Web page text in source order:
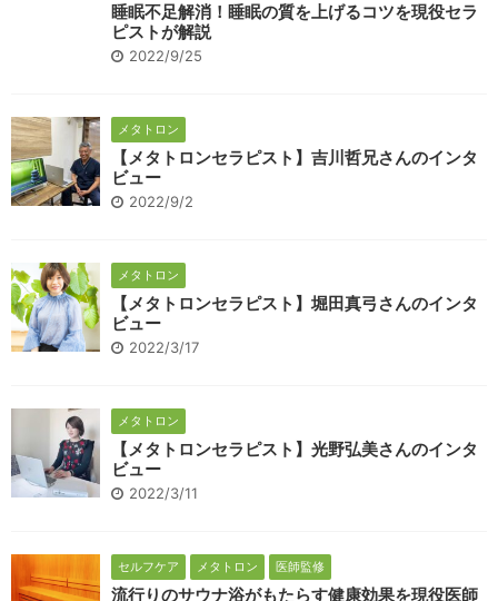
睡眠不足解消！睡眠の質を上げるコツを現役セラ
ピストが解説
2022/9/25
メタトロン
【メタトロンセラピスト】吉川哲兄さんのインタ
ビュー
2022/9/2
メタトロン
【メタトロンセラピスト】堀田真弓さんのインタ
ビュー
2022/3/17
メタトロン
【メタトロンセラピスト】光野弘美さんのインタ
ビュー
2022/3/11
セルフケア メタトロン 医師監修
流行りのサウナ浴がもたらす健康効果を現役医師